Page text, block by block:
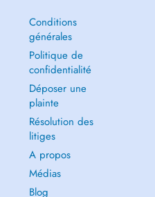
Conditions
générales
Politique de
confidentialité
Déposer une
plainte
Résolution des
litiges
A propos
Médias
Blog